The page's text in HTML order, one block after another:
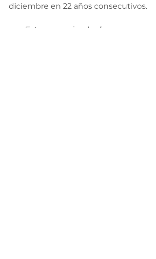
diciembre en 22 años consecutivos.
Este comunicado de prensa